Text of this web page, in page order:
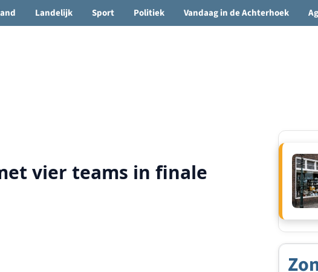
🌤️ Groenlo:17°C • Vandaag 16° / 25°
Landelijk Sport Politiek Vandaag in de Achterhoek
vier teams in finale